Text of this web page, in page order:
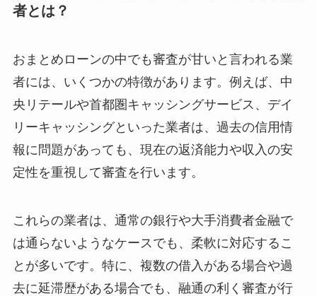
者とは？
おまとめローンの中でも審査が甘いと言われる業
者には、いくつかの特徴があります。例えば、中
央リテールや首都圏キャッシングサービス、デイ
リーキャッシングといった業者は、過去の信用情
報に問題があっても、現在の返済能力や収入の安
定性を重視して審査を行います。
これらの業者は、通常の銀行や大手消費者金融で
は通らないようなケースでも、柔軟に対応するこ
とが多いです。特に、複数の借入がある場合や過
去に延滞歴がある場合でも、融通の利く審査が行